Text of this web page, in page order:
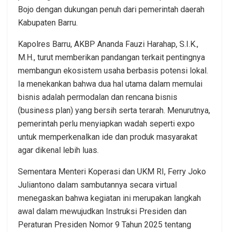
Bojo dengan dukungan penuh dari pemerintah daerah
Kabupaten Barru.
Kapolres Barru, AKBP Ananda Fauzi Harahap, S.I.K.,
M.H., turut memberikan pandangan terkait pentingnya
membangun ekosistem usaha berbasis potensi lokal.
Ia menekankan bahwa dua hal utama dalam memulai
bisnis adalah permodalan dan rencana bisnis
(business plan) yang bersih serta terarah. Menurutnya,
pemerintah perlu menyiapkan wadah seperti expo
untuk memperkenalkan ide dan produk masyarakat
agar dikenal lebih luas.
Sementara Menteri Koperasi dan UKM RI, Ferry Joko
Juliantono dalam sambutannya secara virtual
menegaskan bahwa kegiatan ini merupakan langkah
awal dalam mewujudkan Instruksi Presiden dan
Peraturan Presiden Nomor 9 Tahun 2025 tentang